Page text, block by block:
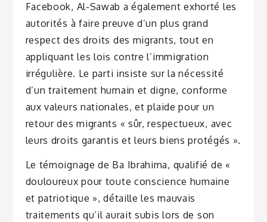
Facebook, Al-Sawab a également exhorté les
autorités à faire preuve d’un plus grand
respect des droits des migrants, tout en
appliquant les lois contre l’immigration
irrégulière. Le parti insiste sur la nécessité
d’un traitement humain et digne, conforme
aux valeurs nationales, et plaide pour un
retour des migrants « sûr, respectueux, avec
leurs droits garantis et leurs biens protégés ».
Le témoignage de Ba Ibrahima, qualifié de «
douloureux pour toute conscience humaine
et patriotique », détaille les mauvais
traitements qu’il aurait subis lors de son